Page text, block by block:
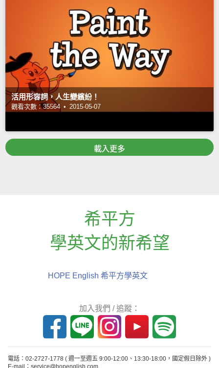
活用形容詞，人生變繽紛！
觀看次數：35564 • 2015-05-07
載入更多
希平方
學英文的新希望
HOPE English 希平方學英文
加入我們 / 追蹤：
電話：02-2727-1778 ( 週一至週五 9:00-12:00、13:30-18:00，國定假日除外 )
E-mail：service@hopenglish.com